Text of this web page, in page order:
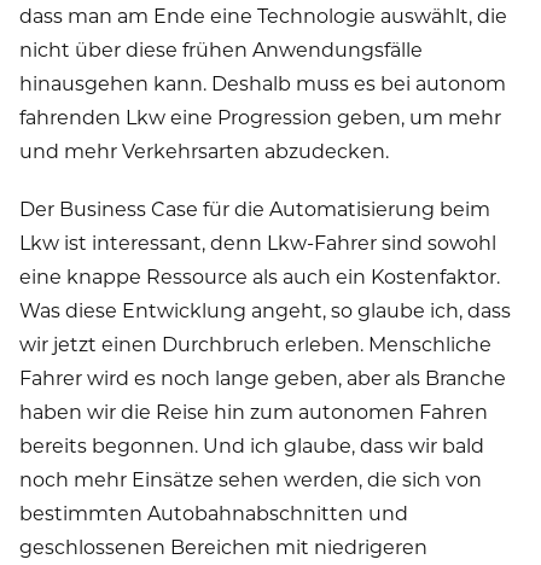
dass man am Ende eine Technologie auswählt, die
nicht über diese frühen Anwendungsfälle
hinausgehen kann. Deshalb muss es bei autonom
fahrenden Lkw eine Progression geben, um mehr
und mehr Verkehrsarten abzudecken.
Der Business Case für die Automatisierung beim
Lkw ist interessant, denn Lkw-Fahrer sind sowohl
eine knappe Ressource als auch ein Kostenfaktor.
Was diese Entwicklung angeht, so glaube ich, dass
wir jetzt einen Durchbruch erleben. Menschliche
Fahrer wird es noch lange geben, aber als Branche
haben wir die Reise hin zum autonomen Fahren
bereits begonnen. Und ich glaube, dass wir bald
noch mehr Einsätze sehen werden, die sich von
bestimmten Autobahnabschnitten und
geschlossenen Bereichen mit niedrigeren